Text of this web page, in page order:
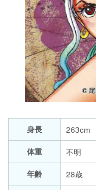
身長
263cm
体重
不明
年齢
28歳